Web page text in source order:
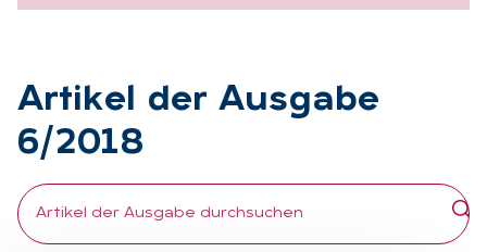
Ar­ti­kel der Aus­ga­be
6/2018